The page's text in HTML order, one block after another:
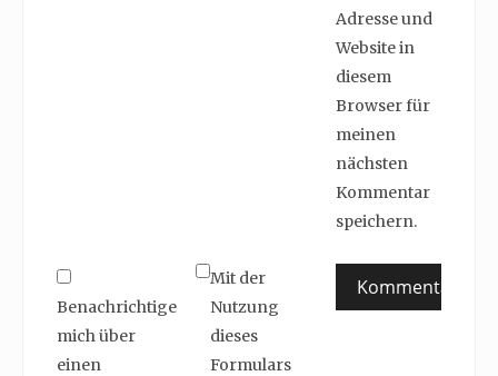
Adresse und
Website in
diesem
Browser für
meinen
nächsten
Kommentar
speichern.
Benachrichtige
mich über
einen
Mit der
Nutzung
dieses
Formulars